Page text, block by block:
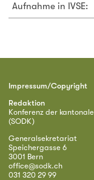
Aufnahme in IVSE:
Impressum/Copyright
Redaktion
Konferenz der
(SODK)
Generalsekretariat
Speichergasse 6
3001 Bern
office@sodk.ch
031 320 29 99